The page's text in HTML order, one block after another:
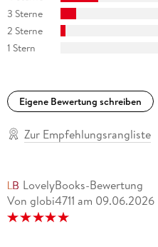
3 Sterne
2 Sterne
1 Stern
Eigene Bewertung schreiben
Zur Empfehlungsrangliste
LovelyBooks-Bewertung
Von globi4711 am 09.06.2026